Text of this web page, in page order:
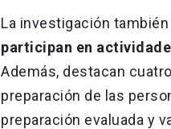
La investigación
participan en
Además, destacan
preparación de las
preparación evaluada y